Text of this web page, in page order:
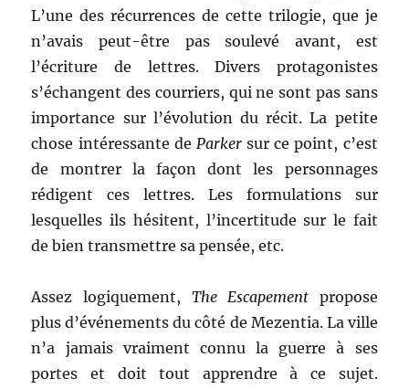
L’une des récurrences de cette trilogie, que je
n’avais peut-être pas soulevé avant, est
l’écriture de lettres. Divers protagonistes
s’échangent des courriers, qui ne sont pas sans
importance sur l’évolution du récit. La petite
chose intéressante de Parkersur ce point, c’est
de montrer la façon dont les personnages
rédigent ces lettres. Les formulations sur
lesquelles ils hésitent, l’incertitude sur le fait
de bien transmettre sa pensée, etc.
Assez logiquement, The Escapement propose
plus d’événements du côté de Mezentia. La ville
n’a jamais vraiment connu la guerre à ses
portes et doit tout apprendre à ce sujet.